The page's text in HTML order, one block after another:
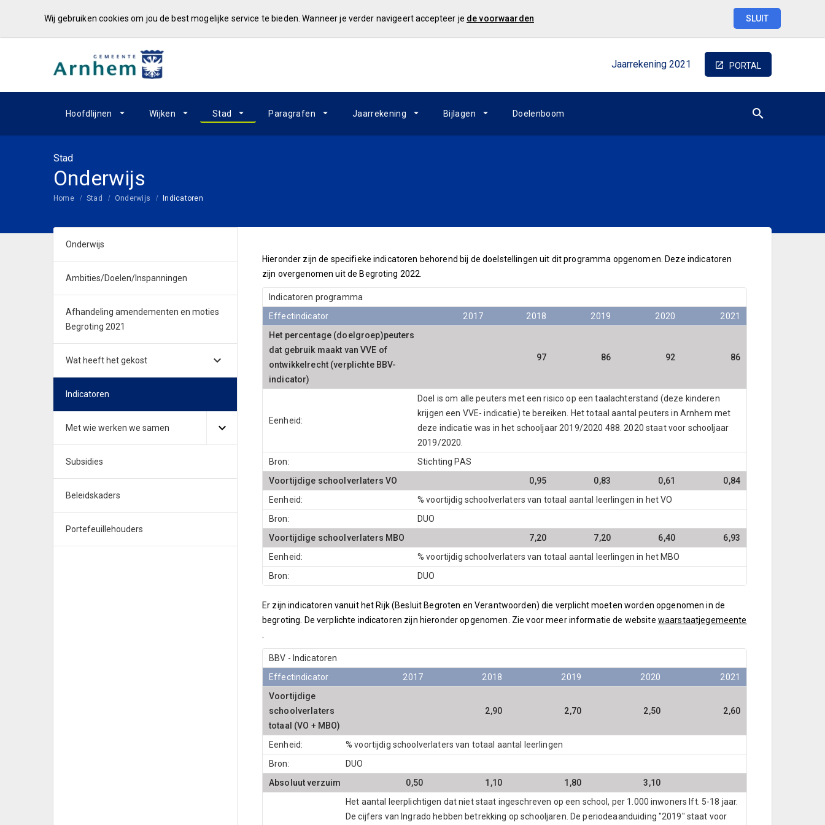
Wij gebruiken cookies om jou de best mogelijke service te bieden. Wanneer je verder navigeert accepteer je de voorwaarden SLUIT
Jaarrekening 2021 PORTAL
Hoofdlijnen Wijken Stad Paragrafen Jaarrekening Bijlagen Doelenboom
Stad
Onderwijs
Home Stad Onderwijs Indicatoren
Onderwijs
Ambities/Doelen/Inspanningen
Afhandeling amendementen en moties
Begroting 2021
Wat heeft het gekost
Indicatoren
Met wie werken we samen
Subsidies
Beleidskaders
Portefeuillehouders
Hieronder zijn de specifieke indicatoren behorend bij de doelstellingen uit dit programma opgenomen. Deze indicatoren
zijn overgenomen uit de Begroting 2022.
Indicatoren programma
Effectindicator
2017 2018 2019 2020
2021
Het percentage (doelgroep)peuters
dat gebruik maakt van VVE of
ontwikkelrecht (verplichte BBV-
indicator)
97 86 92 86
Eenheid:
Doel is om alle peuters met een risico op een taalachterstand (deze kinderen
krijgen een VVE- indicatie) te bereiken. Het totaal aantal peuters in Arnhem met
deze indicatie was in het schooljaar 2019/2020 488. 2020 staat voor schooljaar
2019/2020.
Bron:
Stichting PAS
Voortijdige schoolverlaters VO
0,95 0,83 0,61
0,84
Eenheid:
% voortijdig schoolverlaters van totaal aantal leerlingen in het VO
Bron:
DUO
Voortijdige schoolverlaters MBO
7,20 7,20 6,40
6,93
Eenheid:
% voortijdig schoolverlaters van totaal aantal leerlingen in het MBO
Bron:
DUO
Er zijn indicatoren vanuit het Rijk (Besluit Begroten en Verantwoorden) die verplicht moeten worden opgenomen in de
begroting. De verplichte indicatoren zijn hieronder opgenomen. Zie voor meer informatie de website waarstaatjegemeente
BBV - Indicatoren
Effectindicator
2017 2018 2019 2020
2021
Voortijdige
schoolverlaters
totaal (VO + MBO)
2,90 2,70 2,50 2,60
Eenheid:
% voortijdig schoolverlaters van totaal aantal leerlingen
Bron:
DUO
Absoluut verzuim
0,50 1,10 1,80 3,10
Het aantal leerplichtigen dat niet staat ingeschreven op een school, per 1.000 inwoners lft. 5-18 jaar.
De cijfers van Ingrado hebben betrekking op schooljaren. De periodeaanduiding "2019" staat voor